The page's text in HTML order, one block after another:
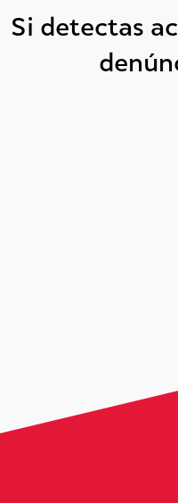
Si detectas